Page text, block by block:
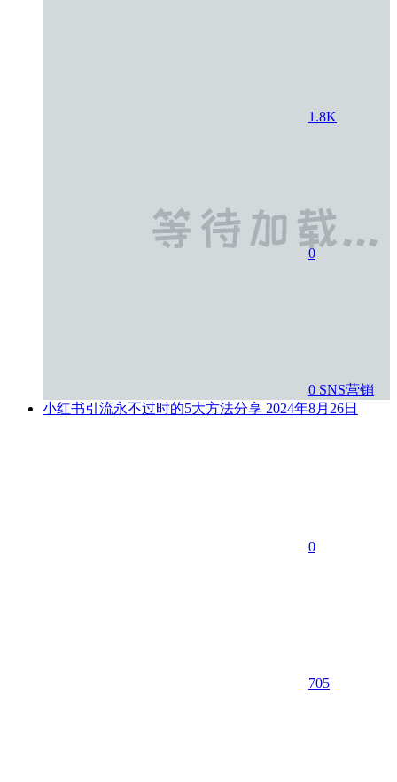
1.8K
0
0 SNS营销
小红书引流永不过时的5大方法分享 2024年8月26日
0
705